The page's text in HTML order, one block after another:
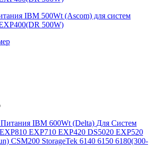
IBM 500Wt (Ascom) для систем
500W)